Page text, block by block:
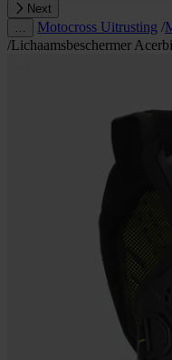
Next
Motocross Uitrusting /
/Lichaamsbeschermer